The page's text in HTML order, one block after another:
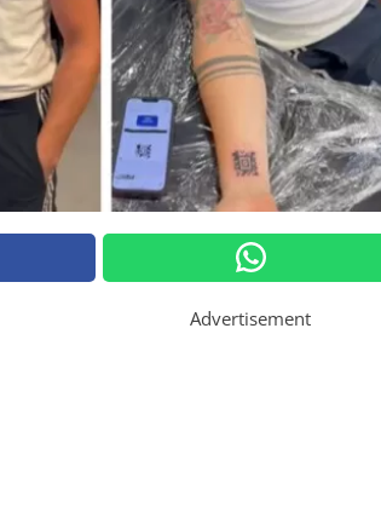
Advertisement